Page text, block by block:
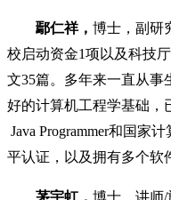
鄢仁祥， 博士，副研
校启动资金1项以及科技
文35篇。多年来一直从事
好的计算机工程学基础，
Java Programmer和国家
平认证，以及拥有多个软
茅宇虹， 博士，讲师